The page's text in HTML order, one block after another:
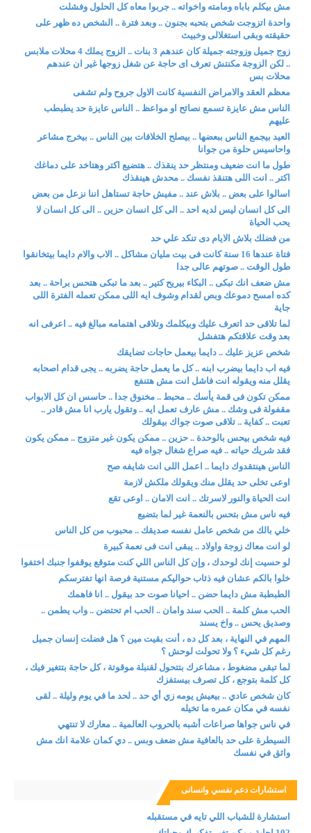
مش بيكلم باباه ومامته واخواته .. جربوا معاه كل الحلول وفشلت
واحدة اتزوجت شخص بتحبه بجنون .. وبعد فترة .. الشخص ده ظهر على
حقيقته وبقى استغلالى وخبيث
زوج جميل وزوجته جميلة كان عندهم 3 بنات .. الزوج يملك 4 محلات ملابس
.. لكن الزوجة مكنتش تعرف اى حاجة عن شغل زوجها غير ان عندهم
محلات بس
معظم العقد والامراض النفسية كانت الاول جروح ولم تشفى
الناس مش عايزة تسمع نصائح او مواعظ .. الناس عايزة حد يطبطب
عليهم
العيد بيجمع الناس ببعضها .. بيصلح الخلافات بين الناس .. بيخرج مشاعر
واحاسيس حلوة من جوانا
طول ما انت ضعيف ومنتظر حد ينقذك .. هتضيع اكتر وهتاخد على دماغك
اكتر .. انت اللى هتنقذ نفسك .. محدش هينقذك
اسالوا على بعض .. بلاش عند .. مفيش حاجة تستاهل اننا نزعل من بعض
الى كل انسان ليس لديه احد .. الى كل انسان حزين .. الى كل انسان لا
يحب الحياة
من فضلك بلاش الايام دى تنكد علي حد
فتاة عندها 16 سنة كانت فى بيت مليان مشاكل .. الاب والام دايما بيتخانقوا
طول الوقت .. صوتهم عالى جدا
مش ضعف انك تبكى .. البكاء بيريح كتير .. بعد ما تبكى هتحس براحة .. بعد
كده امسح دموعك وبص لقدام وشوف ايه اللى ممكن تعمله الفترة اللى
جاية
لما تلاقى حد اتعرف عليك وبيكلمك وتلاقى اهتمامه مبالغ فيه .. اعرفى انه
بعد وقت علاقتكم هتفشل
شخص عزيز عليك .. دايما بيعمل حاجات تضايقك
فيه اب دايما بيضرب ابنه .. كل ما يعمل حاجة يضربه .. يجى قدام اصحابه
يقلل منه ويقوله انت فاشل انت مش هتنفع
ممكن تكون فى قمة يأسك .. محبط .. مخنوق جدا .. حاسس ان كل الابواب
مقفولة فى وشك .. مش عارف تعمل ايه .. وتقول يارب انا مش قادر ..
تعبت .. كفاية .. تلاقى صوت جواك بيقولك
فيه شخص بيحس بالوحدة .. حزين .. ممكن يكون غير متزوج .. ممكن يكون
فقد شريك حياته .. فيه صراع شغال جواه فيه
الناس هينتقدوك دايما .. اعمل اللى انت شايفه صح
اوعى تخلى حد يقلل منك ويقولك ملكش لازمة
انت الحياة والنور لاسرتك .. انت الامان .. اوعى تقع
فيه ناس مش بتحس بالنعمة غير لما بتضيع
خلي بالك من شخص عامل نفسه صديقك .. محبوب من كل الناس
لو انت معاك زوجة واولاد .. يبقى انت فى نعمة كبيرة
لو حسيت إنك لوحدك ، وإن كل الناس اللي كنت متوقع يوقفوا جنبك اختفوا
خلوا بالكم عشان فيه ذئاب حواليكم مستنية فرصة انها تفترسكم
الطبطبة مش دايما حضن .. احيانا صوت حد بيقول .. انا فاهمك
الحب مش كلمة .. الحب سند وامان .. الحب ام تحتضن .. واب يطمن ..
وصديق يحس .. واخ يسند
المهم في النهاية ، بعد كل ده ، أنت بقيت مين ؟ هل فضلت إنسان جميل
رغم كل شيء ؟ ولا تحولت لوحش ؟
لما تبقى مضغوط ، مشاعرك بتتحول لقنبلة موقوتة ، كل حاجة بتتغير فيك ،
كل كلمة بتوجع ، كل تصرف بيستفزك
كان شخص عادي .. بيعيش يومه زي أي حد .. لحد ما في يوم وليلة .. لقى
نفسه في مكان عمره ما تخيله
في ناس جواها صراعات أشبه بالحروب العالمية .. معارك لا تنتهي
السيطرة على حد بالعافية مش ضعف وبس .. دي كمان علامة انك مش
واثق في نفسك
استشارات دعم نفسي وانسانى
استشارة للشباب اللي تايه في مستقبله